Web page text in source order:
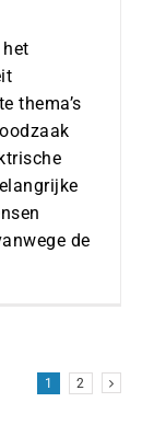
thema’s
de
1 2